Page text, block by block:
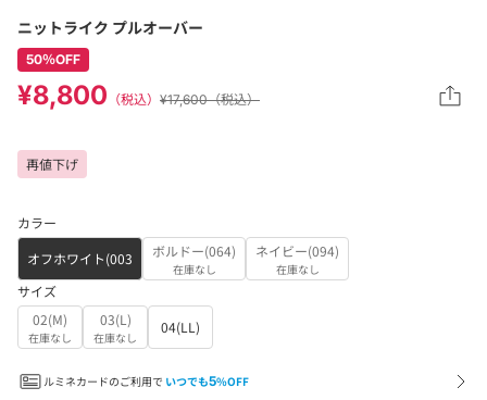
ニットライク プルオーバー
50％OFF
¥8,800 （税込） ¥17,600（税込）
再値下げ
カラー
オフホワイト(003
ボルドー(064)
在庫なし
ネイビー(094)
在庫なし
サイズ
02(M)
在庫なし
03(L)
在庫なし
04(LL)
ルミネカードのご利用で いつでも5%OFF